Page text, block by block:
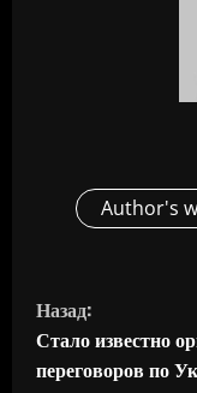
Author's
П
р
Назад:
Стало известно
переговоров по